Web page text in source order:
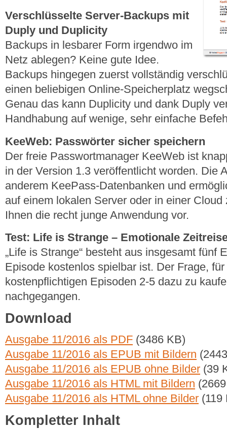
Verschlüsselte Server-Backups mit
Duply und Duplicity
Backups in lesbarer Form irgendwo im
Netz ablegen? Keine gute Idee.
Backups hingegen zuerst vollständig
einen beliebigen Online-Speicherplatz
Genau das kann Duplicity und dank Duply
Handhabung auf wenige, sehr einfache
KeeWeb: Passwörter sicher speichern
Der freie Passwortmanager KeeWeb ist
in der Version 1.3 veröffentlicht worden. Die
anderem KeePass-Datenbanken und
auf einem lokalen Server oder in einer
Ihnen die recht junge Anwendung vor.
Test: Life is Strange – Emotionale
„Life is Strange“ besteht aus insgesamt fünf
Episode kostenlos spielbar ist. Der Frage,
kostenpflichtigen Episoden 2-5 dazu zu
nachgegangen.
Download
Ausgabe 11/2016 als PDF (3486 KB)
Ausgabe 11/2016 als EPUB mit Bildern
Ausgabe 11/2016 als EPUB ohne Bilder (39
Ausgabe 11/2016 als HTML mit Bildern
Ausgabe 11/2016 als HTML ohne Bilder (119
Kompletter Inhalt